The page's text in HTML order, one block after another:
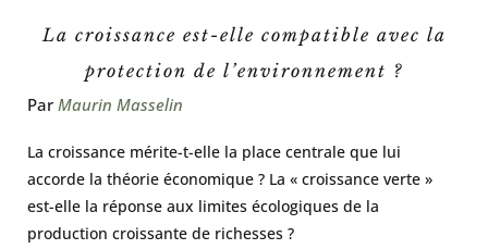
La croissance est-elle compatible avec la
protection de l’environnement ?
Par Maurin Masselin
La croissance mérite-t-elle la place centrale que lui
accorde la théorie économique ? La « croissance verte »
est-elle la réponse aux limites écologiques de la
production croissante de richesses ?